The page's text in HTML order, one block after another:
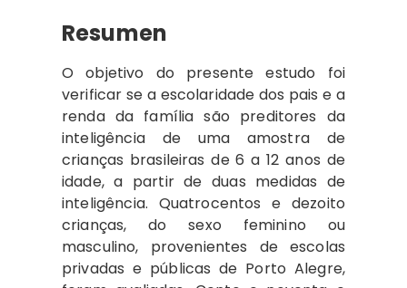
Resumen
O objetivo do presente estudo foi
verificar se a escolaridade dos pais e a
renda da família são preditores da
inteligência de uma amostra de
crianças brasileiras de 6 a 12 anos de
idade, a partir de duas medidas de
inteligência. Quatrocentos e dezoito
crianças, do sexo feminino ou
masculino, provenientes de escolas
privadas e públicas de Porto Alegre,